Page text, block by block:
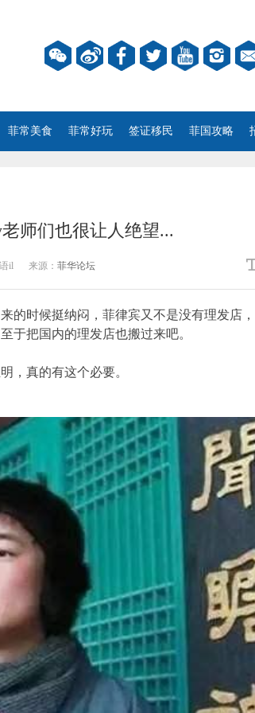
菲常美食 菲常好玩 签证移民 菲国攻略
师们也很让人绝望...
il 来源： 菲华论坛
的时候挺纳闷，菲律宾又不是没有理发店
于把国内的理发店也搬过来吧。
，真的有这个必要。